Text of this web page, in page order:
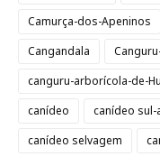
Camurça-dos-Apeninos
Cangandala
canguru-arborícola-de-
canídeo
canídeo sul-
canídeo selvagem